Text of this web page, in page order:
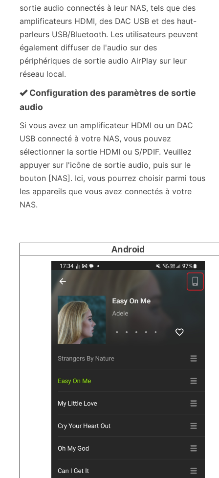
sortie audio connectés à leur NAS, tels que des
amplificateurs HDMI, des DAC USB et des haut-
parleurs USB/Bluetooth. Les utilisateurs peuvent
également diffuser de l'audio sur des
périphériques de sortie audio AirPlay sur leur
réseau local.
Configuration des paramètres de sortie
audio
Si vous avez un amplificateur HDMI ou un DAC
USB connecté à votre NAS, vous pouvez
sélectionner la sortie HDMI ou S/PDIF. Veuillez
appuyer sur l'icône de sortie audio, puis sur le
bouton [NAS]. Ici, vous pourrez choisir parmi tous
les appareils que vous avez connectés à votre
NAS.
Android